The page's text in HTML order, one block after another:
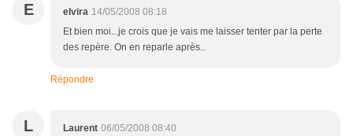
E elvira 14/05/2008 08:18
Et bien moi...je crois que je vais me laisser tenter par la perte
des repère. On en reparle après..
Répondre
L Laurent 06/05/2008 08:40